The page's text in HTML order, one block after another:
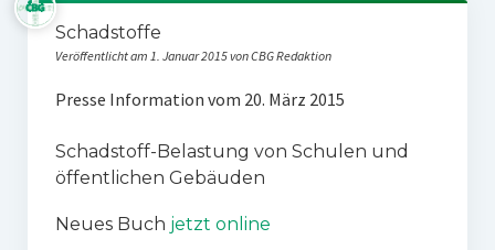
Impressum
Stichwort BAYER
Jahrestagung
SPENDEN
Schadstoffe
Veröffentlicht am 1. Januar 2015 von CBG Redaktion
Presse Information vom 20. März 2015
Schadstoff-Belastung von Schulen und
öffentlichen Gebäuden
Neues Buch jetzt online